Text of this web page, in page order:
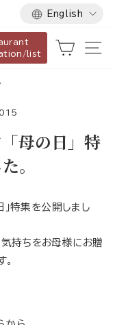
Language
English
list
Cart
母の日」特
。
特集を公開しまし
持ちをお母様にお贈